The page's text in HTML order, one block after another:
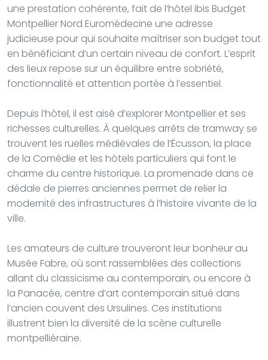
une prestation cohérente, fait de l’hôtel ibis Budget
Montpellier Nord Euromédecine une adresse
judicieuse pour qui souhaite maîtriser son budget tout
en bénéficiant d’un certain niveau de confort. L’esprit
des lieux repose sur un équilibre entre sobriété,
fonctionnalité et attention portée à l’essentiel.
Depuis l’hôtel, il est aisé d’explorer Montpellier et ses
richesses culturelles. À quelques arrêts de tramway se
trouvent les ruelles médiévales de l’Écusson, la place
de la Comédie et les hôtels particuliers qui font le
charme du centre historique. La promenade dans ce
dédale de pierres anciennes permet de relier la
modernité des infrastructures à l’histoire vivante de la
ville.
Les amateurs de culture trouveront leur bonheur au
Musée Fabre, où sont rassemblées des collections
allant du classicisme au contemporain, ou encore à
la Panacée, centre d’art contemporain situé dans
l’ancien couvent des Ursulines. Ces institutions
illustrent bien la diversité de la scène culturelle
montpelliéraine.